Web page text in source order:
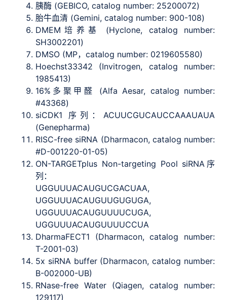
胰酶 (GEBICO, catalog number: 25200072)
胎牛血清 (Gemini, catalog number: 900-108)
DMEM培养基 (Hyclone, catalog number:
SH3002201)
DMSO (MP，catalog number: 0219605580)
Hoechst33342 (Invitrogen, catalog number:
1985413)
16%多聚甲醛 (Alfa Aesar, catalog number:
#43368)
siCDK1 序列：ACUUCGUCAUCCAAAUAUA
(Genepharma)
RISC-free siRNA (Dharmacon, catalog number:
#D-001220-01-05)
ON-TARGETplus Non-targeting Pool siRNA序
列：
UGGUUUACAUGUCGACUAA,
UGGUUUACAUGUUGUGUGA,
UGGUUUACAUGUUUUCUGA,
UGGUUUACAUGUUUUCCUA
DharmaFECT1 (Dharmacon, catalog number:
T-2001-03)
5x siRNA buffer (Dharmacon, catalog number:
B-002000-UB)
RNase-free Water (Qiagen, catalog number:
129117)